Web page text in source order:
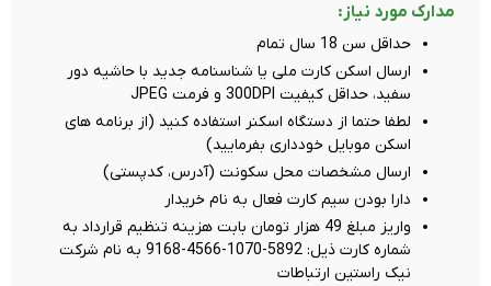
مدارک مورد نیاز:
حداقل سن 18 سال تمام
ارسال اسکن کارت ملی یا شناسنامه جدید با حاشیه دور
سفید، حداقل کیفیت 300DPI و فرمت JPEG
لطفا حتما از دستگاه اسکنر استفاده کنید (از برنامه های
اسکن موبایل خودداری بفرمایید)
ارسال مشخصات محل سکونت (آدرس، کدپستی)
دارا بودن سیم کارت فعال به نام خریدار
واریز مبلغ 49 هزار تومان بابت هزینه تنظیم قرارداد به
شماره کارت ذیل: 5892-1070-4566-9168 به نام شرکت
نیک راستین ارتباطات